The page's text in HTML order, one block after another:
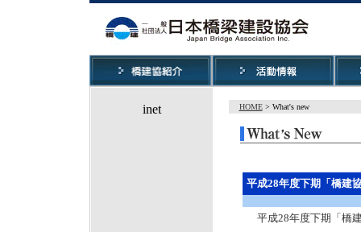
HOME> What's new
平成28年度下期「橋建
平成28年度下期「橋